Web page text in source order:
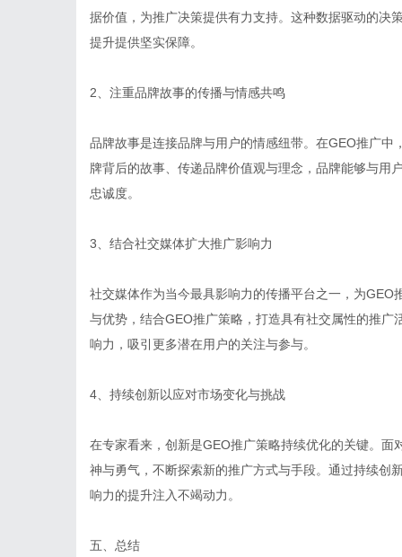
据价值，为推广决策提供有力支持。这种数据驱动的决
提升提供坚实保障。
2、注重品牌故事的传播与情感共鸣
品牌故事是连接品牌与用户的情感纽带。在GEO推广
牌背后的故事、传递品牌价值观与理念，品牌能够与用
忠诚度。
3、结合社交媒体扩大推广影响力
社交媒体作为当今最具影响力的传播平台之一，为
与优势，结合GEO推广策略，打造具有社交属性的推
响力，吸引更多潜在用户的关注与参与。
4、持续创新以应对市场变化与挑战
在专家看来，创新是GEO推广策略持续优化的关键。
神与勇气，不断探索新的推广方式与手段。通过持续创
响力的提升注入不竭动力。
五、总结